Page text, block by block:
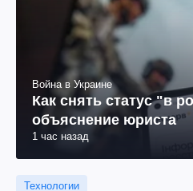
Война в Украине
Как снять статус "в
объяснение юриста
1 час назад
Технологии